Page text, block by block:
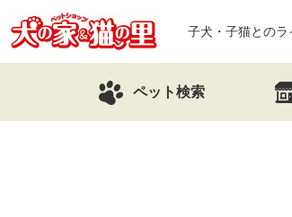
子犬・子猫とのラ
ペット検索